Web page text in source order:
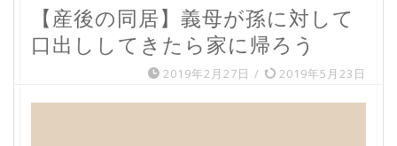
【産後の同居】義母が孫に対して
口出ししてきたら家に帰ろう
2019年2月27日 / 2019年5月23日